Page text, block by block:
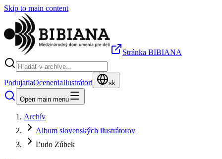
Skip to main content
Stránka BIBIANA
PodujatiaOceneniaIlustrátori sk
Open main menu
Archív
Album slovenských ilustrátorov
Ľudo Zúbek